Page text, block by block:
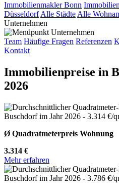
Immobilienmakler Bonn
Düsseldorf Alle Städte Alle
Unternehmen
Team Häufige Fragen Referenzen
Kontakt
Immobilienpreise in
2026
Ø Quadratmeterpreis Wohnung
3.314 €
Mehr erfahren